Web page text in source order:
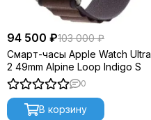
94 500 ₽103 000 ₽
Смарт-часы Apple Watch Ultra
2 49mm Alpine Loop Indigo S
0
В корзину